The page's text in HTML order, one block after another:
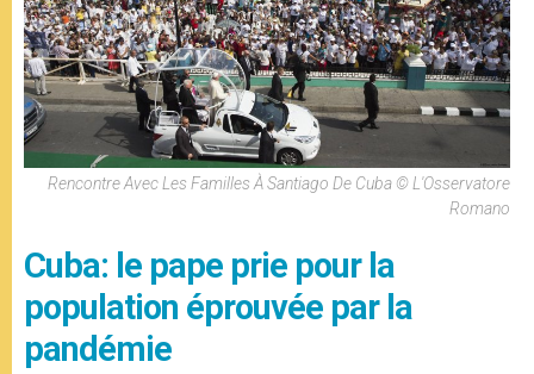
Rencontre Avec Les Familles À Santiago De Cuba © L'Osservatore
Romano
Cuba: le pape prie pour la
population éprouvée par la
pandémie